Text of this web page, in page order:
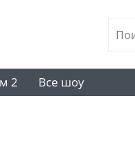
2 Все шоу